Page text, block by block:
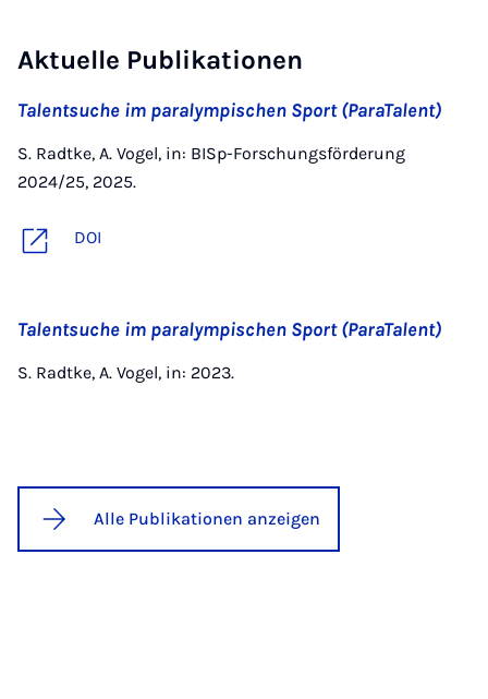
Aktuelle Publikationen
Talentsuche im paralympischen Sport (ParaTalent)
S. Radtke, A. Vogel, in: BISp-Forschungsförderung
2024/25, 2025.
DOI
Talentsuche im paralympischen Sport (ParaTalent)
S. Radtke, A. Vogel, in: 2023.
Alle Publikationen anzeigen